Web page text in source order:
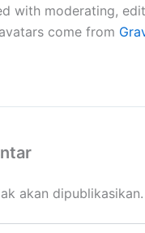
with moderating,
come from
akan dipublikasikan.